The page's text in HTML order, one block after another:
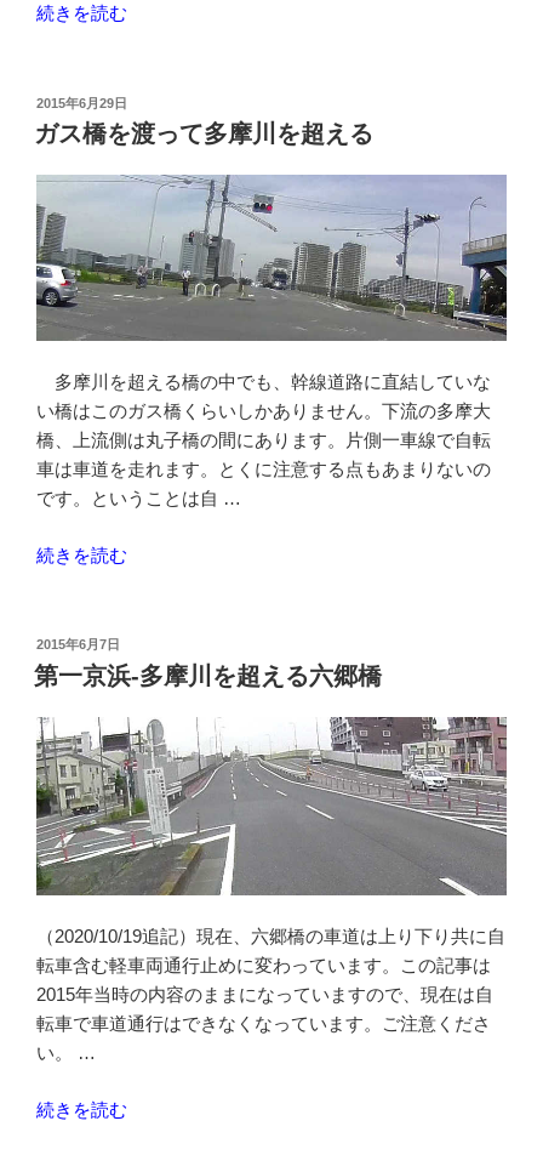
“産
路-
多
川
を
超
え
る
大
橋”
の
続きを読む
投
稿
日:
2015年6月29日
ガス橋を渡って多摩川を超える
多摩川を超える橋の中でも、幹線道路に直結していな
い橋はこのガス橋くらいしかありません。下流の多摩大
橋、上流側は丸子橋の間にあります。片側一車線で自転
車は車道を走れます。とくに注意する点もあまりないの
です。ということは自 …
“ガ
を
渡
て
多
摩
川
を
超
る”
の
続きを読む
投
稿
日:
2015年6月7日
第一京浜-多摩川を超える六郷橋
（2020/10/19追記）現在、六郷橋の車道は上り下り共に自
転車含む軽車両通行止めに変わっています。この記事は
2015年当時の内容のままになっていますので、現在は自
転車で車道通行はできなくなっています。ご注意くださ
い。 …
“第
続きを読む